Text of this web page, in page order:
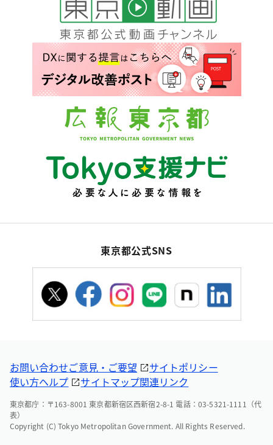
東京都公式SNS
お問い合わせご意見・ご要望
サイトポリシー
使い方ヘルプ
サイトマップ関連リンク
東京都庁：〒163-8001 東京都新宿区西新宿2-8-1 電話：03-5321-1111（代
表）
Copyright (C) Tokyo Metropolitan Government. All Rights Reserved.